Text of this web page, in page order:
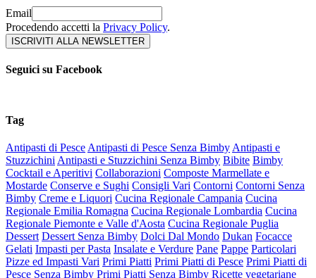
Email
Procedendo accetti la Privacy Policy.
Seguici su Facebook
Tag
Antipasti di Pesce Antipasti di Pesce Senza Bimby Antipasti e
Stuzzichini Antipasti e Stuzzichini Senza Bimby Bibite Bimby
Cocktail e Aperitivi Collaborazioni Composte Marmellate e
Mostarde Conserve e Sughi Consigli Vari Contorni Contorni Senza
Bimby Creme e Liquori Cucina Regionale Campania Cucina
Regionale Emilia Romagna Cucina Regionale Lombardia Cucina
Regionale Piemonte e Valle d'Aosta Cucina Regionale Puglia
Dessert Dessert Senza Bimby Dolci Dal Mondo Dukan Focacce
Gelati Impasti per Pasta Insalate e Verdure Pane Pappe Particolari
Pizze ed Impasti Vari Primi Piatti Primi Piatti di Pesce Primi Piatti di
Pesce Senza Bimby Primi Piatti Senza Bimby Ricette vegetariane